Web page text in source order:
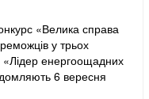
«Велика справа
у трьох
«Лідер енергоощадних
6 вересня